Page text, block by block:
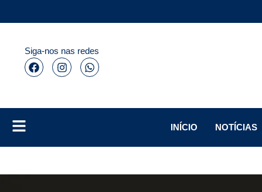
Siga-nos nas redes
INÍCIO
NOTÍCIAS